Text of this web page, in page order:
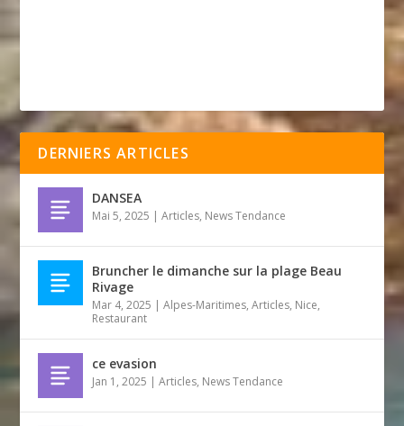
DERNIERS ARTICLES
DANSEA
Mai 5, 2025 |Articles, News Tendance
Bruncher le dimanche sur la plage Beau
Rivage
Mar 4, 2025 |Alpes-Maritimes,Articles, Nice,
Restaurant
ce evasion
Jan 1, 2025 |Articles, News Tendance